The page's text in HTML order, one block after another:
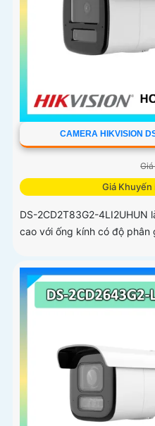
CAMERA HIKVISION
Giá Khuyến
DS-2CD2T83G2-4LI2UHUN
cao với ống kính có độ phân